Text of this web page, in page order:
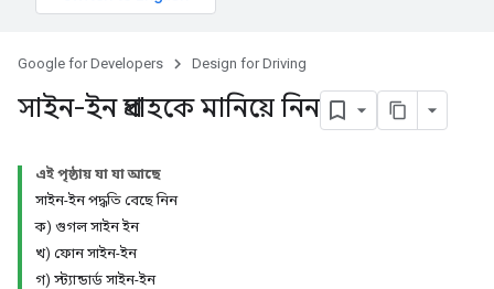
Google for Developers Design for Driving
সাইন-ইন প্রবাহকে মানিয়ে নিন
এই পৃষ্ঠায় যা যা আছে
সাইন-ইন পদ্ধতি বেছে নিন
ক) গুগল সাইন ইন
খ) ফোন সাইন-ইন
গ) স্ট্যান্ডার্ড সাইন-ইন